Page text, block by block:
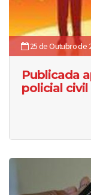
25 de Outubro de
Publicada
policial civil